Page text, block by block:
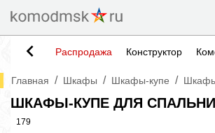
Распродажа Конструктор
Главная / Шкафы / Шкафы-купе /
ШКАФЫ-КУПЕ ДЛЯ
179